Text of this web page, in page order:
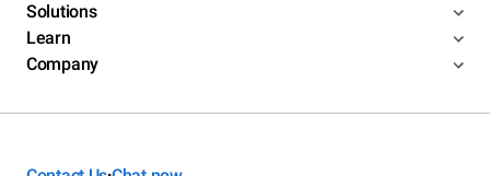
Solutions
Learn
Company